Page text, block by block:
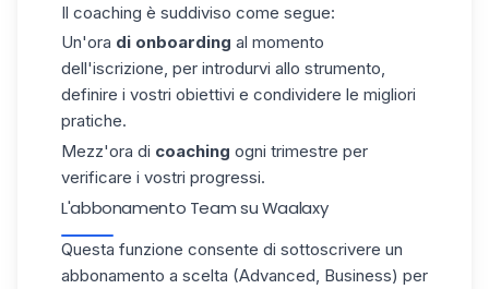
Il coaching è suddiviso come segue:
Un'ora di onboarding al momento
dell'iscrizione, per introdurvi allo strumento,
definire i vostri obiettivi e condividere le migliori
pratiche.
Mezz'ora di coaching ogni trimestre per
verificare i vostri progressi.
L'abbonamento Team su Waalaxy
Questa funzione consente di sottoscrivere un
abbonamento a scelta (Advanced, Business) per